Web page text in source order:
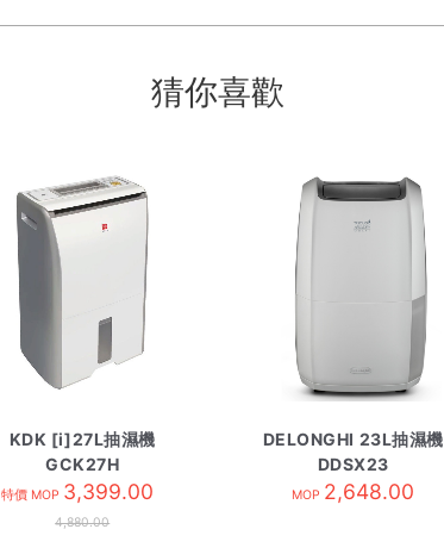
猜你喜歡
KDK [i]27L抽濕機
GCK27H
特價 MOP 3,399.00
4,880.00
DELONGHI 23L抽濕機
DDSX23
MOP 2,648.00